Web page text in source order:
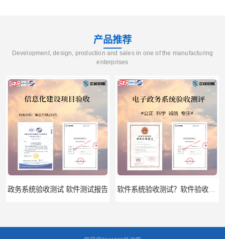
产品推荐
Development, design, production and sales in one of the manufacturing
enterprises
政务系统验收测试 软件测试报告